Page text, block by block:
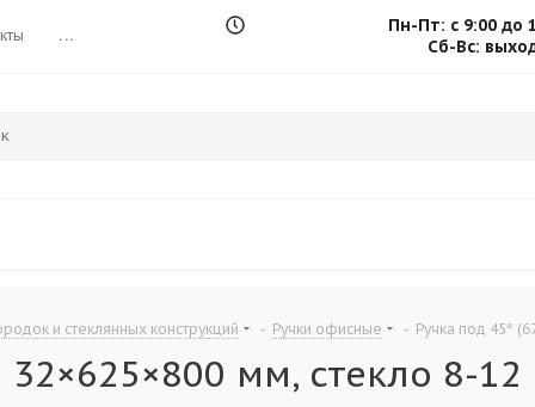
...
Пн-Пт: с 9:00 до
Сб-Вс:
и стеклянных конструкций - Ручки офисные - Ручка под 45°
32×625×800 мм, стекло 8-